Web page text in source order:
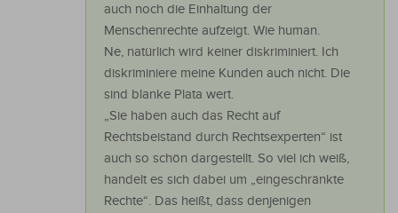
auch noch die Einhaltung der
Menschenrechte aufzeigt. Wie human.
Ne, natürlich wird keiner diskriminiert. Ich
diskriminiere meine Kunden auch nicht. Die
sind blanke Plata wert.
„Sie haben auch das Recht auf
Rechtsbeistand durch Rechtsexperten“ ist
auch so schön dargestellt. So viel ich weiß,
handelt es sich dabei um „eingeschränkte
Rechte“. Das heißt, dass denjenigen